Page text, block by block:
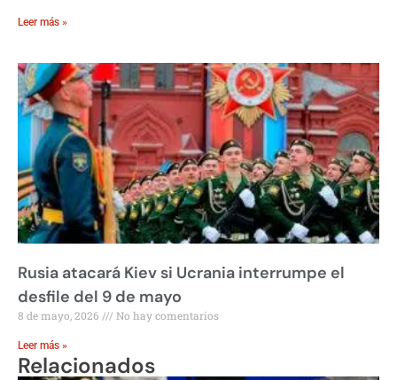
Leer más »
Rusia atacará Kiev si Ucrania interrumpe el
desfile del 9 de mayo
8 de mayo, 2026 No hay comentarios
Leer más »
Relacionados